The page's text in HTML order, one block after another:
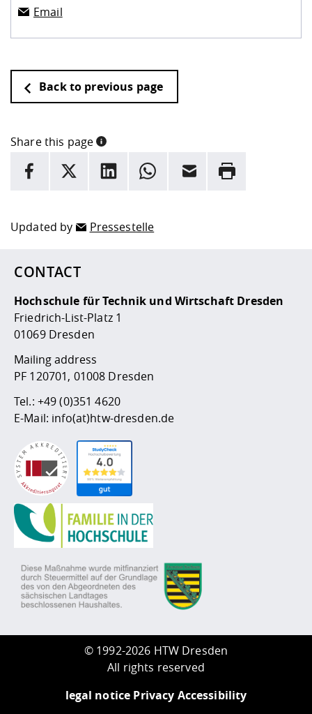
Email
Back to previous page
Share this page
INFORMATION
facebook
X LinkedInwhatsappEmail Rrint
Updated by Pressestelle
CONTACT
Hochschule für Technik und Wirtschaft Dresden
Friedrich-List-Platz 1
01069 Dresden
Mailing address
PF 120701, 01008 Dresden
Tel.: +49 (0)351 4620
E-Mail: info(at)htw-dresden.de
© 1992-2026 HTW Dresden
All rights reserved
legal notice Privacy Accessibility